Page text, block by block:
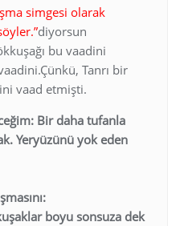
simgesi olarak
diyorsun
bu vaadini
Tanrı bir
vaad etmişti.
Bir daha tufanla
Yeryüzünü yok eden
boyu sonsuza dek